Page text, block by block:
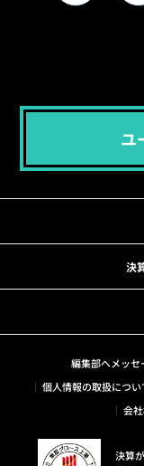
ユ
決
編集部へメッセ
個人情報の取扱につい
会
決算